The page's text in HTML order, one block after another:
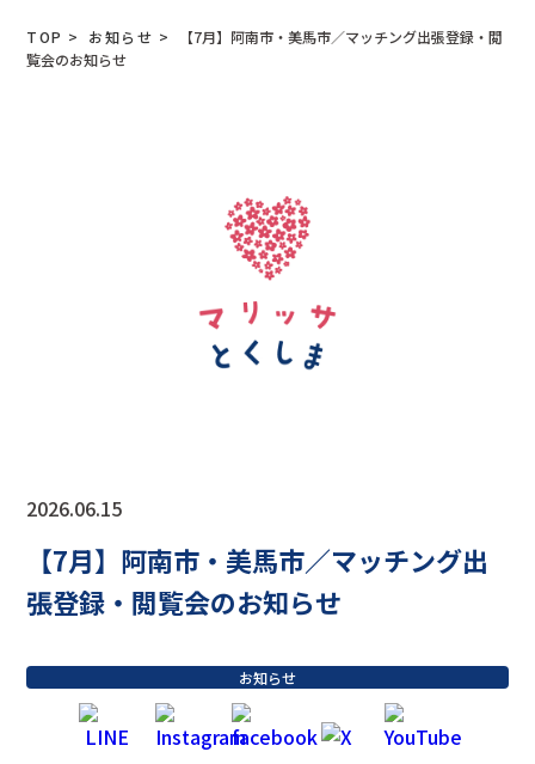
TOP > お知らせ >
【7月】阿南市・美馬市／マッチング出張登録・閲
覧会のお知らせ
2026.06.15
【7月】阿南市・美馬市／マッチング出
張登録・閲覧会のお知らせ
お知らせ